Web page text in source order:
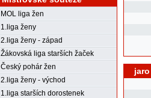
MOL liga žen
1.liga ženy
2.liga ženy - západ
Žákovská liga starších žaček
Český pohár žen
2.liga ženy - východ
1.liga starších dorostenek